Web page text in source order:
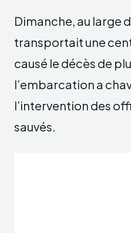
Dimanche, au large
transportait une
causé le décès de
l’embarcation a
l’intervention des
sauvés.